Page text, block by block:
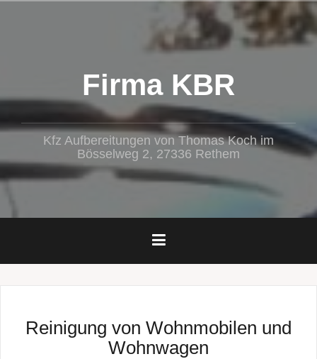
Firma KBR
Kfz Aufbereitungen von Thomas Koch im
Bösselweg 2, 27336 Rethem
Reinigung von Wohnmobilen und
Wohnwagen